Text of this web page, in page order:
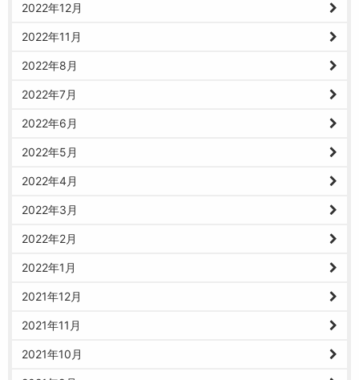
2022年12月
2022年11月
2022年8月
2022年7月
2022年6月
2022年5月
2022年4月
2022年3月
2022年2月
2022年1月
2021年12月
2021年11月
2021年10月